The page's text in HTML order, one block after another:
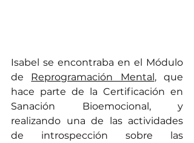
Isabel se encontraba en el Módulo
de Reprogramación Mental, que
hace parte de la Certificación en
Sanación Bioemocional, y
realizando una de las actividades
de introspección sobre las